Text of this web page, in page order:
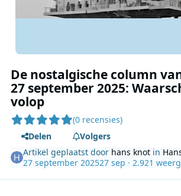
De nostalgische column
27 september 2025:
volop
(0 recensies)
Delen
Volgers
Artikel geplaatst door hans knot in
27 september 202527 sep · 2.921